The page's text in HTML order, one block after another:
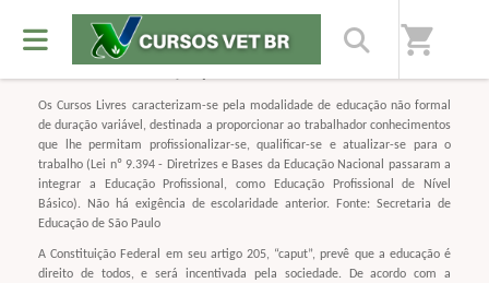
shopping_cart
Os Cursos Livres caracterizam-se pela modalidade de educação não formal
de duração variável, destinada a proporcionar ao trabalhador conhecimentos
que lhe permitam profissionalizar-se, qualificar-se e atualizar-se para o
trabalho (Lei nº 9.394 - Diretrizes e Bases da Educação Nacional passaram a
integrar a Educação Profissional, como Educação Profissional de Nível
Básico). Não há exigência de escolaridade anterior. Fonte: Secretaria de
Educação de São Paulo
A Constituição Federal em seu artigo 205, “caput”, prevê que a educação é
direito de todos, e será incentivada pela sociedade. De acordo com a